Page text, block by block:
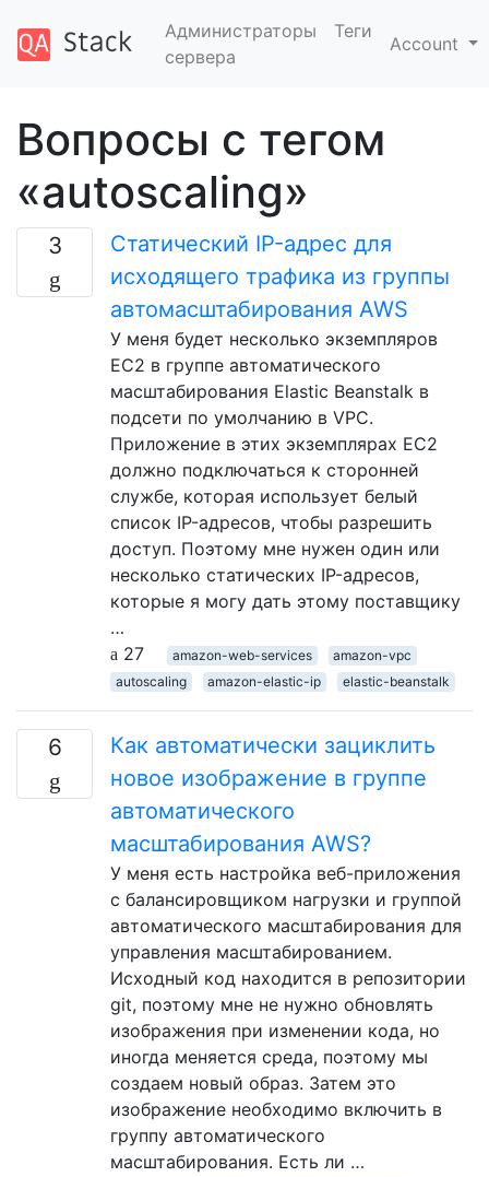
Администраторы
сервера
Теги
Account
Вопросы с тегом
«autoscaling»
3
Статический IP-адрес для
исходящего трафика из группы
автомасштабирования AWS
У меня будет несколько экземпляров
EC2 в группе автоматического
масштабирования Elastic Beanstalk в
подсети по умолчанию в VPC.
Приложение в этих экземплярах EC2
должно подключаться к сторонней
службе, которая использует белый
список IP-адресов, чтобы разрешить
доступ. Поэтому мне нужен один или
несколько статических IP-адресов,
которые я могу дать этому поставщику
…
27
amazon-web-services
amazon-vpc
autoscaling
amazon-elastic-ip elastic-beanstalk
6
Как автоматически зациклить
новое изображение в группе
автоматического
масштабирования AWS?
У меня есть настройка веб-приложения
с балансировщиком нагрузки и группой
автоматического масштабирования для
управления масштабированием.
Исходный код находится в репозитории
git, поэтому мне не нужно обновлять
изображения при изменении кода, но
иногда меняется среда, поэтому мы
создаем новый образ. Затем это
изображение необходимо включить в
группу автоматического
масштабирования. Есть ли …